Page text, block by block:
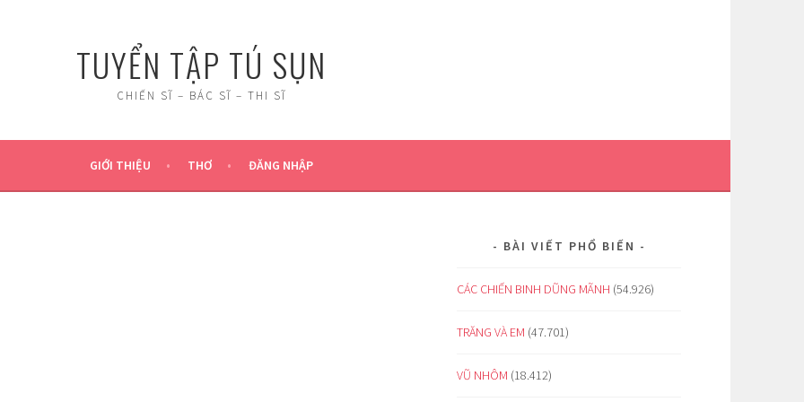
TUYỂN TẬP TÚ SỤN
CHIẾN SĨ – BÁC SĨ – THI SĨ
GIỚI THIỆU THƠ ĐĂNG NHẬP
BÀI VIẾT PHỔ BIẾN
CÁC CHIẾN BINH DŨNG MÃNH (54.926)
TRĂNG VÀ EM (47.701)
VŨ NHÔM (18.412)